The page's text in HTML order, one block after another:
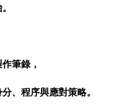
筆錄，
、程序與應對策略。